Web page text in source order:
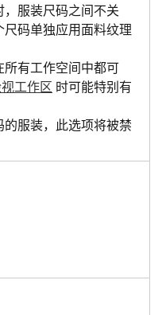
，服装尺码之间不关
码单独应用面料纹理
所有工作空间中都可
工作区 时可能特别有
的服装，此选项将被禁